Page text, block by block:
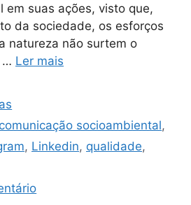
em suas ações, visto que,
da sociedade, os esforços
natureza não surtem o
… Ler mais
comunicação socioambiental,
, Linkedin, qualidade,